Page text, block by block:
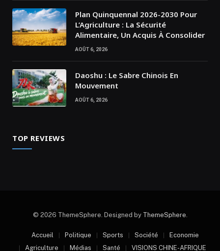
Plan Quinquennal 2026-2030 Pour
L’Agriculture : La Sécurité
Alimentaire, Un Acquis À Consolider
AOÛT 6, 2026
Daoshu : Le Sabre Chinois En
Mouvement
AOÛT 6, 2026
TOP REVIEWS
© 2026 ThemeSphere. Designed by ThemeSphere.
Accueil Politique Sports Société
Economie
Agriculture
Médias Santé VISIONS CHINE-AFRIQUE